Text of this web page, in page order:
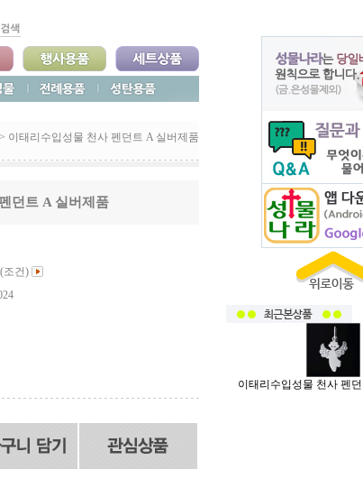
> 이태리수입성물 천사 펜던트 A 실버제품
던트 A 실버제품
조건)
이태리수입성물 천사 펜